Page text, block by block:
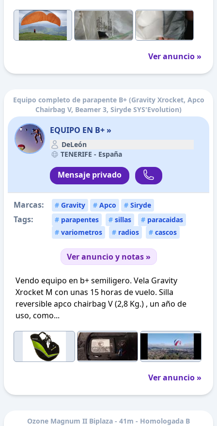
Ver anuncio »
Equipo completo de parapente B+ (Gravity Xrocket, Apco
Chairbag V, Beamer 3, Siryde SYS'Evolution)
EQUIPO EN B+ »
DeLeón
TENERIFE - España
Mensaje privado
Marcas: # Gravity # Apco # Siryde
Tags: # parapentes # sillas # paracaidas
# variometros # radios # cascos
Ver anuncio y notas »
Vendo equipo en b+ semiligero. Vela Gravity
Xrocket M con unas 15 horas de vuelo. Silla
reversible apco chairbag V (2,8 Kg.) , un año de
uso, como...
Ver anuncio »
Ozone Magnum II Biplaza - 41m - Homologada B